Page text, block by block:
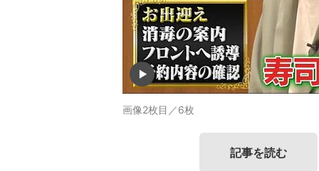
画像2枚目／6枚
記事を読む